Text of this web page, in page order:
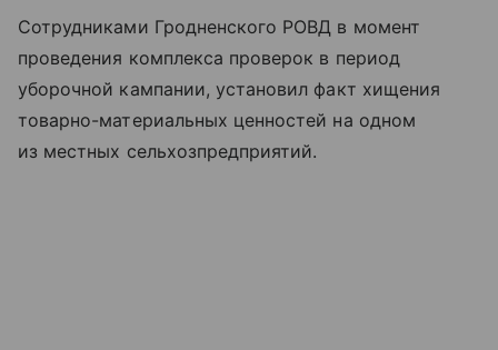
Сотрудниками Гродненского РОВД в момент
проведения комплекса проверок в период
уборочной кампании, установил факт хищения
товарно-материальных ценностей на одном
из местных сельхозпредприятий.